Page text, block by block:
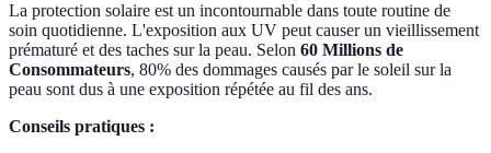
La protection solaire est un incontournable dans toute routine de
soin quotidienne. L'exposition aux UV peut causer un vieillissement
prématuré et des taches sur la peau. Selon 60 Millions de
Consommateurs, 80% des dommages causés par le soleil sur la
peau sont dus à une exposition répétée au fil des ans.
Conseils pratiques :